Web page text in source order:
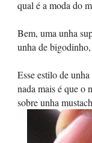
qual é a moda do
Bem, uma unha
unha de
Esse estilo de
nada mais é que o
sobre unha